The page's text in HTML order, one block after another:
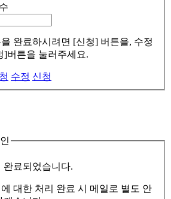
완료하시려면 [신청] 버튼을, 수정
]버튼을 눌러주세요.
수정 신청
완료되었습니다.
대한 처리 완료 시 메일로 별도 안